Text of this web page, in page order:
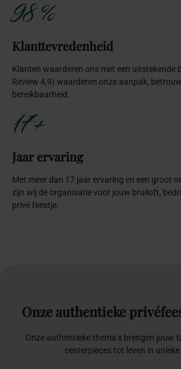
98 %
Klanttevredenheid
Klanten waarderen ons met een uitstekende
Review 4,9) waarderen onze aanpak,
bereikbaarheid.
17+
Jaar ervaring
Met meer dan 17 jaar ervaring en een groot
zijn wij dé organisatie voor jouw bruiloft,
privé feestje.
Onze authentieke
Onze authentieke thema’s brengen jouw
centerpieces tot leven in unieke